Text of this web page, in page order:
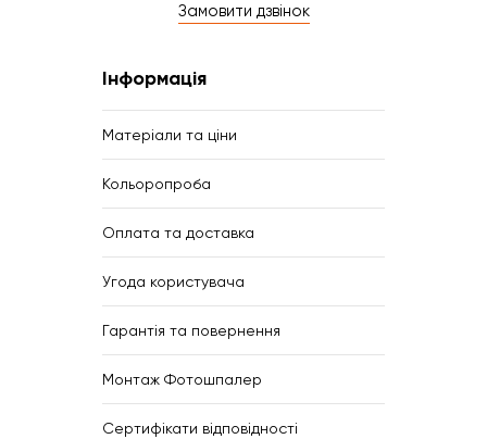
Замовити дзвінок
Інформація
Матеріали та ціни
Кольоропроба
Оплата та доставка
Угода користувача
Гарантія та повернення
Монтаж Фотошпалер
Сертифікати відповідності